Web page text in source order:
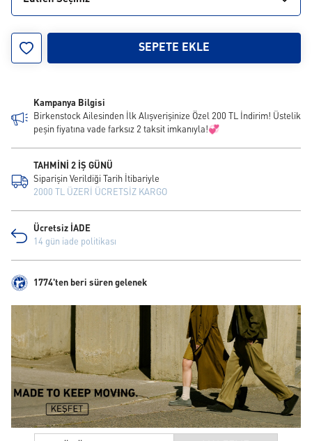
SEPETE EKLE
Kampanya Bilgisi
Birkenstock Ailesinden İlk Alışverişinize Özel 200 TL İndirim! Üstelik
peşin fiyatına vade farksız 2 taksit imkanıyla!💞
TAHMİNİ 2 İŞ GÜNÜ
Siparişin Verildiği Tarih İtibariyle
2000 TL ÜZERİ ÜCRETSİZ KARGO
Ücretsiz İADE
14 gün iade politikası
1774'ten beri süren gelenek